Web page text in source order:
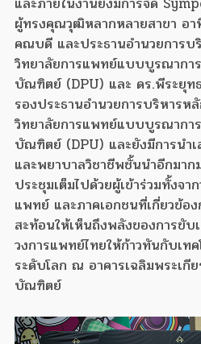
ผู้ทรงคุณวุฒิหลากหลายสาขา อา
คณบดี และประธานอำนวยการ
วิทยาลัยการแพทย์แบบบูรณากา
บัณฑิตย์ (DPU) และ ดร.พีระยุ
รองประธานอำนวยการบริหาร
วิทยาลัยการแพทย์แบบบูรณากา
บัณฑิตย์ (DPU) และยังมีการนำ
และพยาบาลวิชาชีพชั้นนำอีกมาก
ประชุมเต็มไปด้วยผู้เข้าร่วมทั้งจา
แพทย์ และภาคเอกชนที่เกี่ยวข้อ
สะท้อนให้เห็นถึงพลังของการขั
วงการแพทย์ไทยให้ก้าวทันกับเท
ระดับโลก ณ อาคารเฉลิมพระเกี
บัณฑิตย์